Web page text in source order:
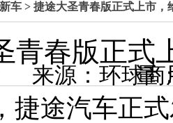
新车 > 捷途大圣青春版正式上市，
青春版正式
2024-05-15 来源：
捷途汽车正